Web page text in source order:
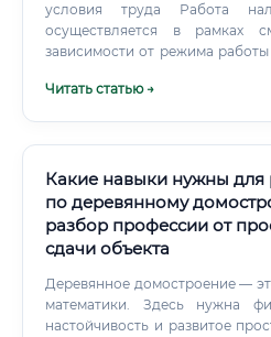
условия труда Работа
осуществляется в рамках
зависимости от режима
Читать статью →
Какие навыки нужны для
по деревянному
разбор профессии от
сдачи объекта
Деревянное домостроение —
математики. Здесь нужна
настойчивость и развитое